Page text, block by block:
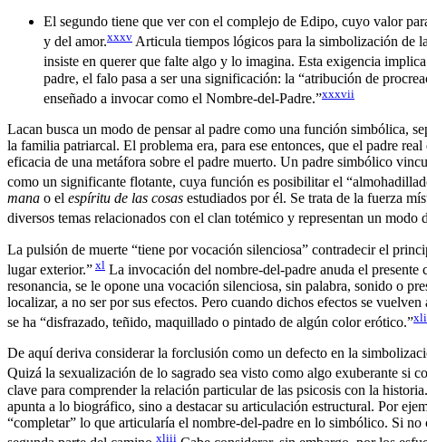
El segundo tiene que ver con el complejo de Edipo, cuyo valor
y del amor.xxxv Articula tiempos lógicos para la simbolización de
insiste en querer que falte algo y lo imagina. Esta exigencia
padre, el falo pasa a ser una significación: la “atribución de
enseñado a invocar como el Nombre-del-Padre.”xxxvii
Lacan busca un modo de pensar al padre como una función simbólica,
la familia patriarcal. El problema era, para ese entonces, que el padre
eficacia de una metáfora sobre el padre muerto. Un padre simbólico
como un significante flotante, cuya función es posibilitar el
mana o el espíritu de las cosas estudiados por él. Se trata de la fuerza
diversos temas relacionados con el clan totémico y representan un
La pulsión de muerte “tiene por vocación silenciosa” contradecir el
lugar exterior.” xl La invocación del nombre-del-padre anuda el
resonancia, se le opone una vocación silenciosa, sin palabra, sonido o
localizar, a no ser por sus efectos. Pero cuando dichos efectos se
se ha “disfrazado, teñido, maquillado o pintado de algún color erótico.”xli
De aquí deriva considerar la forclusión como un defecto en la
Quizá la sexualización de lo sagrado sea visto como algo exuberante si
clave para comprender la relación particular de las psicosis con la
apunta a lo biográfico, sino a destacar su articulación estructural. Por
“completar” lo que articularía el nombre-del-padre en lo simbólico. Si
xliii